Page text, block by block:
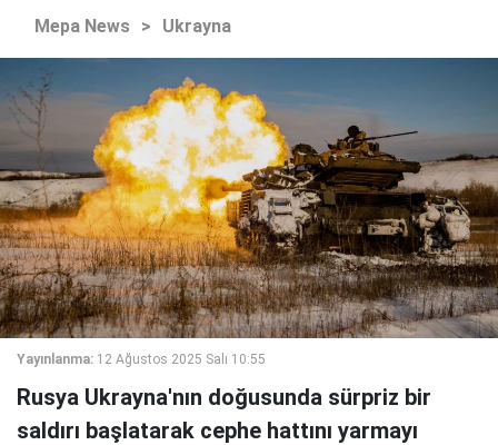
Mepa News > Ukrayna
Yayınlanma: 12 Ağustos 2025 Salı 10:55
Rusya Ukrayna'nın doğusunda sürpriz bir
saldırı başlatarak cephe hattını yarmayı